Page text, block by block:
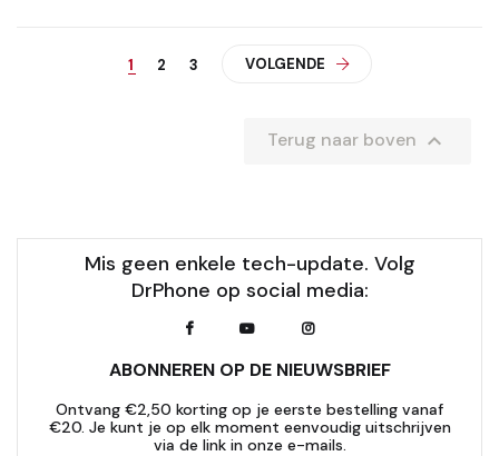
1 2 3 VOLGENDE
Terug naar boven 
Mis geen enkele tech-update. Volg
DrPhone op social media:
ABONNEREN OP DE NIEUWSBRIEF
Ontvang €2,50 korting op je eerste bestelling vanaf
€20. Je kunt je op elk moment eenvoudig uitschrijven
via de link in onze e-mails.